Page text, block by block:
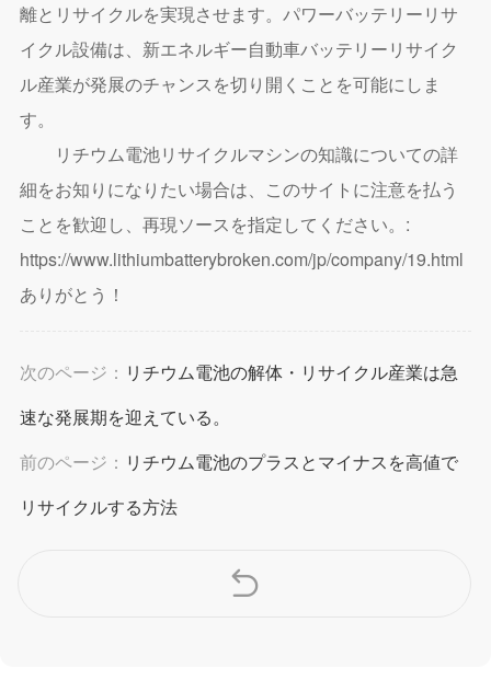
離とリサイクルを実現させます。パワーバッテリーリサ
イクル設備は、新エネルギー自動車バッテリーリサイク
ル産業が発展のチャンスを切り開くことを可能にしま
す。
リチウム電池リサイクルマシンの知識についての詳
細をお知りになりたい場合は、このサイトに注意を払う
ことを歓迎し、再現ソースを指定してください。:
https://www.lithiumbatterybroken.com/jp/company/19.html
ありがとう！
次のページ： リチウム電池の解体・リサイクル産業は急
速な発展期を迎えている。
前のページ： リチウム電池のプラスとマイナスを高値で
リサイクルする方法